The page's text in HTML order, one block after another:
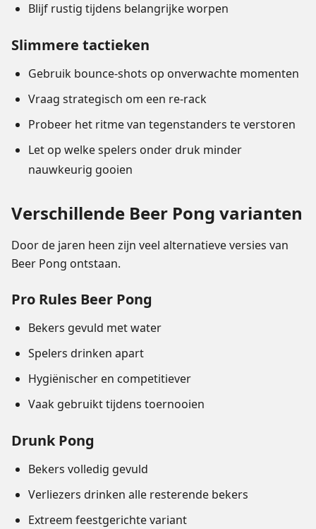
Blijf rustig tijdens belangrijke worpen
Slimmere tactieken
Gebruik bounce-shots op onverwachte momenten
Vraag strategisch om een re-rack
Probeer het ritme van tegenstanders te verstoren
Let op welke spelers onder druk minder
nauwkeurig gooien
Verschillende Beer Pong varianten
Door de jaren heen zijn veel alternatieve versies van
Beer Pong ontstaan.
Pro Rules Beer Pong
Bekers gevuld met water
Spelers drinken apart
Hygiënischer en competitiever
Vaak gebruikt tijdens toernooien
Drunk Pong
Bekers volledig gevuld
Verliezers drinken alle resterende bekers
Extreem feestgerichte variant